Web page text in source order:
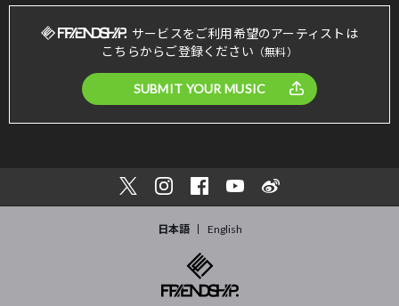
サービスをご利用希望のアーティストは
こちらからご登録ください （無料）
SUBMIT YOUR MUSIC
日本語 English